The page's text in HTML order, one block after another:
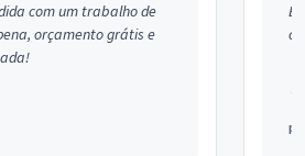
com um trabalho de
orçamento grátis e